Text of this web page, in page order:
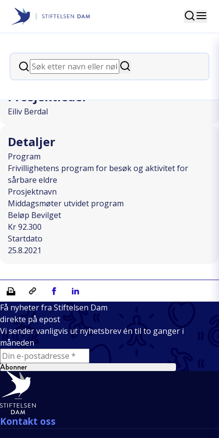
Stiftelsen Dam
Søk
Søk
Søk
back
Middagsmøter utvidet program
Prosjektleder
Eiliv Berdal
Detaljer
Program
Frivillighetens program for besøk og aktivitet for
sårbare eldre
Prosjektnavn
Middagsmøter utvidet program
Beløp Bevilget
Kr 92.300
Startdato
25.8.2021
Skriv ut Kopiera länkDel på Facebook
Del på Linkedin
Få nyheter fra Stiftelsen Dam
direkte på epost
Vi sender vanligvis ut nyhetsbrev én til to ganger i
måneden
E-mail
Abonner
Bunntekst
Kontakt oss